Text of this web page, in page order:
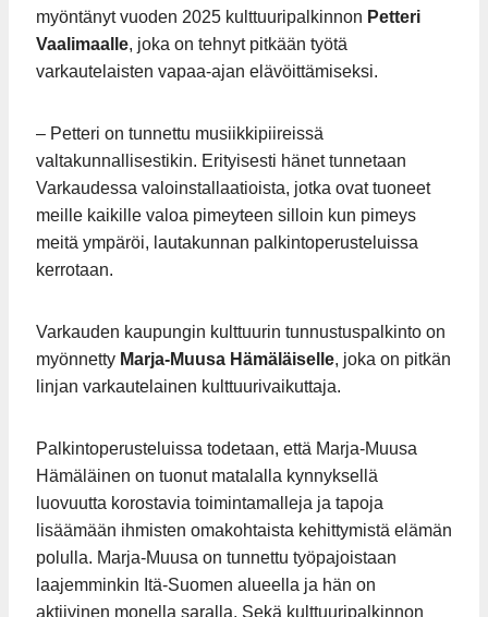
myöntänyt vuoden 2025 kulttuuripalkinnon Petteri
Vaalimaalle, joka on tehnyt pitkään työtä
varkautelaisten vapaa-ajan elävöittämiseksi.
– Petteri on tunnettu musiikkipiireissä
valtakunnallisestikin. Erityisesti hänet tunnetaan
Varkaudessa valoinstallaatioista, jotka ovat tuoneet
meille kaikille valoa pimeyteen silloin kun pimeys
meitä ympäröi, lautakunnan palkintoperusteluissa
kerrotaan.
Varkauden kaupungin kulttuurin tunnustuspalkinto on
myönnetty Marja-Muusa Hämäläiselle, joka on pitkän
linjan varkautelainen kulttuurivaikuttaja.
Palkintoperusteluissa todetaan, että Marja-Muusa
Hämäläinen on tuonut matalalla kynnyksellä
luovuutta korostavia toimintamalleja ja tapoja
lisäämään ihmisten omakohtaista kehittymistä elämän
polulla. Marja-Muusa on tunnettu työpajoistaan
laajemminkin Itä-Suomen alueella ja hän on
aktiivinen monella saralla. Sekä kulttuuripalkinnon